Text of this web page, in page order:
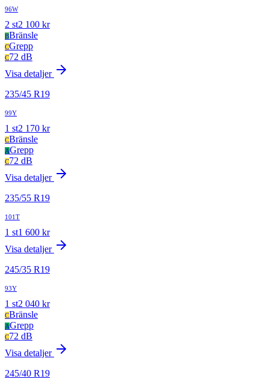
96W
2 st2 100 kr
BBränsle
CGrepp
C72 dB
Visa detaljer
235/45 R19
99Y
1 st2 170 kr
CBränsle
AGrepp
C72 dB
Visa detaljer
235/55 R19
101T
1 st1 600 kr
Visa detaljer
245/35 R19
93Y
1 st2 040 kr
CBränsle
AGrepp
C72 dB
Visa detaljer
245/40 R19